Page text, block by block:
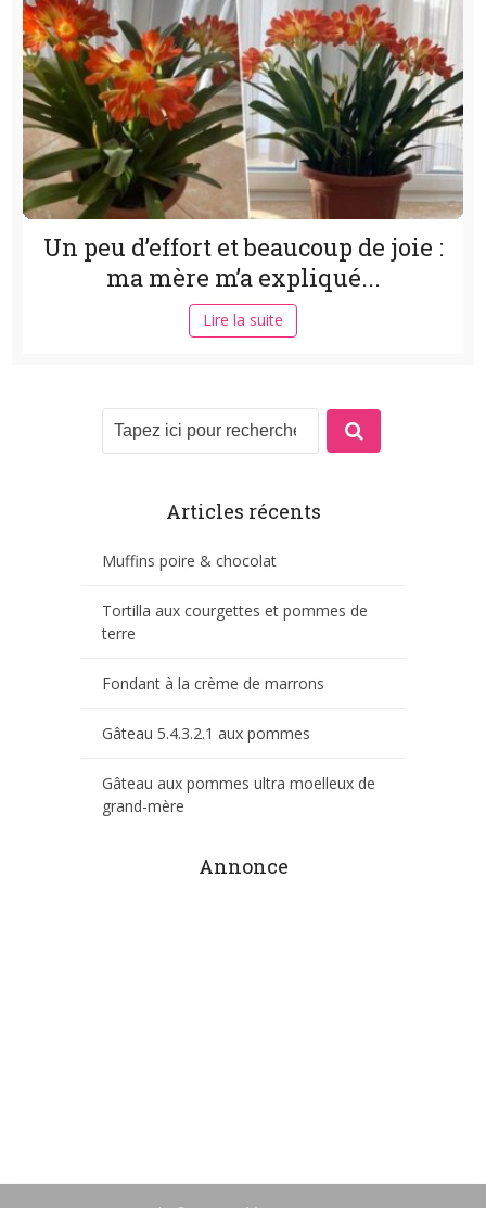
Un peu d’effort et beaucoup de joie :
ma mère m’a expliqué...
Lire la suite
Articles récents
Muffins poire & chocolat
Tortilla aux courgettes et pommes de
terre
Fondant à la crème de marrons
Gâteau 5.4.3.2.1 aux pommes
Gâteau aux pommes ultra moelleux de
grand-mère
Annonce